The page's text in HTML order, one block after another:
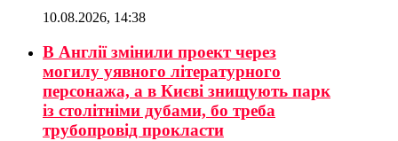
10.08.2026, 14:38
В Англії змінили проект через
могилу уявного літературного
персонажа, а в Києві знищують парк
із столітніми дубами, бо треба
трубопровід прокласти